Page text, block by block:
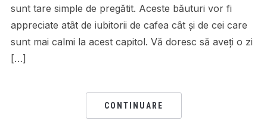
sunt tare simple de pregătit. Aceste băuturi vor fi
appreciate atât de iubitorii de cafea cât și de cei care
sunt mai calmi la acest capitol. Vă doresc să aveți o zi
[…]
CONTINUARE